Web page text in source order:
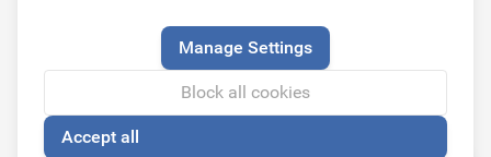
Manage Settings
Block all cookies
Accept all
Follow us!